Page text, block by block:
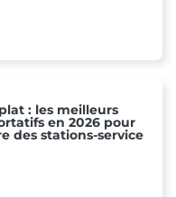
: les meilleurs
en 2026 pour
des stations-service